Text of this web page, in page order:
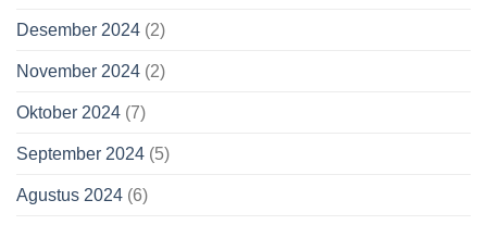
Desember 2024 (2)
November 2024 (2)
Oktober 2024 (7)
September 2024 (5)
Agustus 2024 (6)